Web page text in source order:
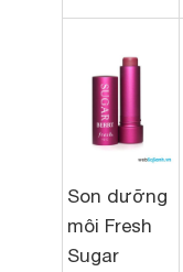
Son dưỡng
môi Fresh
Sugar